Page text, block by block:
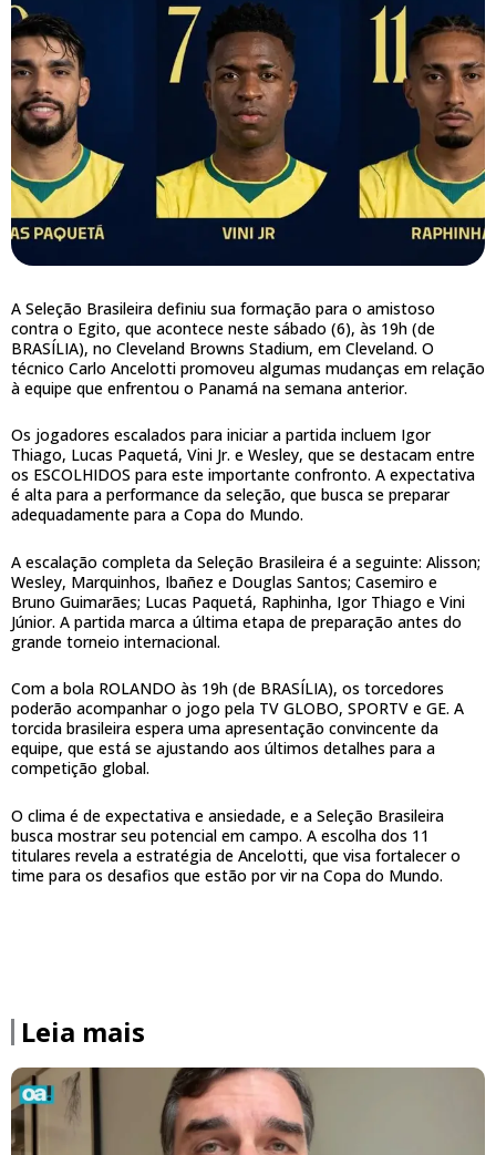
A Seleção Brasileira definiu sua formação para o amistoso
contra o Egito, que acontece neste sábado (6), às 19h (de
BRASÍLIA), no Cleveland Browns Stadium, em Cleveland. O
técnico Carlo Ancelotti promoveu algumas mudanças em relação
à equipe que enfrentou o Panamá na semana anterior.
Os jogadores escalados para iniciar a partida incluem Igor
Thiago, Lucas Paquetá, Vini Jr. e Wesley, que se destacam entre
os ESCOLHIDOS para este importante confronto. A expectativa
é alta para a performance da seleção, que busca se preparar
adequadamente para a Copa do Mundo.
A escalação completa da Seleção Brasileira é a seguinte: Alisson;
Wesley, Marquinhos, Ibañez e Douglas Santos; Casemiro e
Bruno Guimarães; Lucas Paquetá, Raphinha, Igor Thiago e Vini
Júnior. A partida marca a última etapa de preparação antes do
grande torneio internacional.
Com a bola ROLANDO às 19h (de BRASÍLIA), os torcedores
poderão acompanhar o jogo pela TV GLOBO, SPORTV e GE. A
torcida brasileira espera uma apresentação convincente da
equipe, que está se ajustando aos últimos detalhes para a
competição global.
O clima é de expectativa e ansiedade, e a Seleção Brasileira
busca mostrar seu potencial em campo. A escolha dos 11
titulares revela a estratégia de Ancelotti, que visa fortalecer o
time para os desafios que estão por vir na Copa do Mundo.
Leia mais